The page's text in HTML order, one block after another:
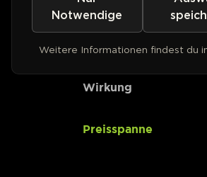
Pflanzenhöhe
Geschmack
Wirkung
Preisspanne
Notwendige
Weitere Informationen findest du